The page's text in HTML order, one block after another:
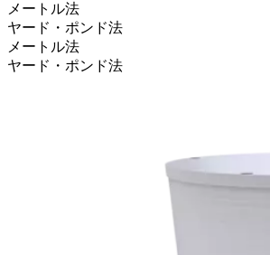
メートル法
ヤード・ポンド法
メートル法
ヤード・ポンド法